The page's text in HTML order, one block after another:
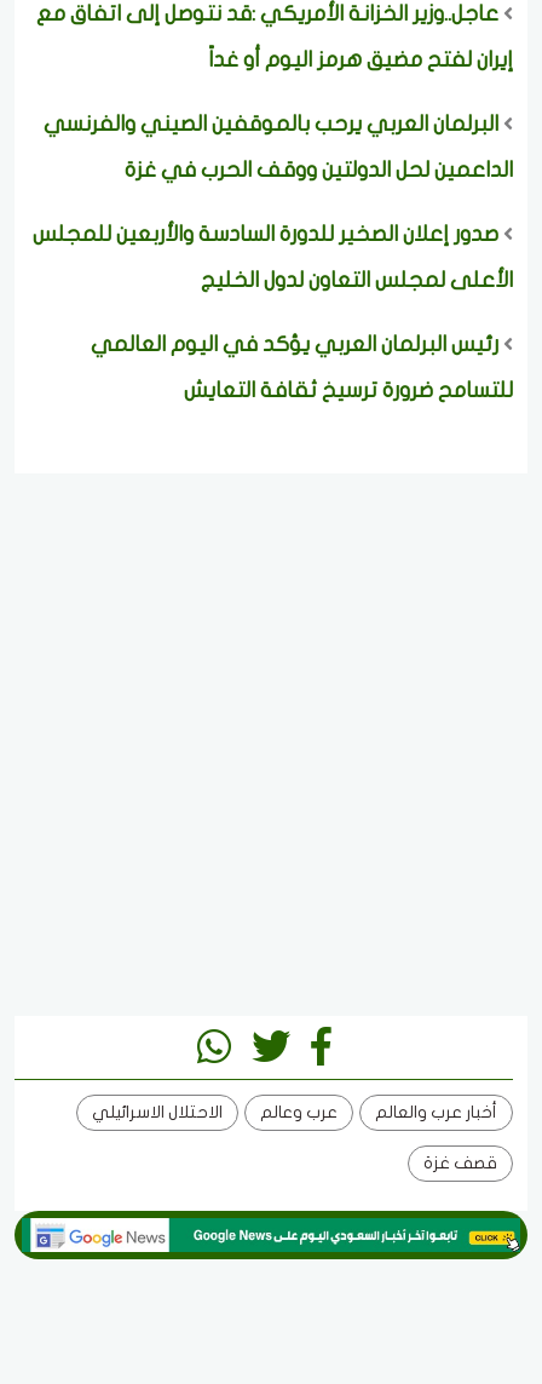
عاجل..وزير الخزانة الأمريكي :قد نتوصل إلى اتفاق مع
إيران لفتح مضيق هرمز اليوم أو غداً
البرلمان العربي يرحب بالموقفين الصيني والفرنسي
الداعمين لحل الدولتين ووقف الحرب في غزة
صدور إعلان الصخير للدورة السادسة والأربعين للمجلس
الأعلى لمجلس التعاون لدول الخليج
رئيس البرلمان العربي يؤكد في اليوم العالمي
للتسامح ضرورة ترسيخ ثقافة التعايش
أخبار عرب والعالم عرب وعالم الاحتلال الاسرائيلي
قصف غزة